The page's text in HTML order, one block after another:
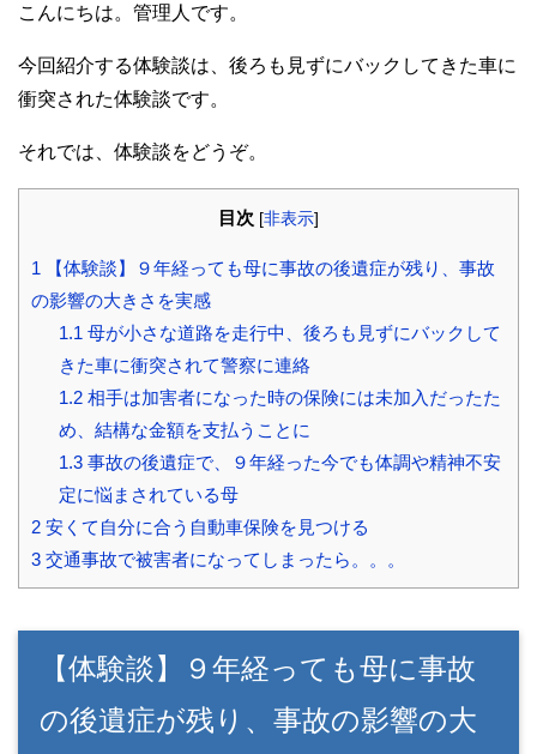
こんにちは。管理人です。
今回紹介する体験談は、後ろも見ずにバックしてきた車に
衝突された体験談です。
それでは、体験談をどうぞ。
目次 [非表示]
1 【体験談】９年経っても母に事故の後遺症が残り、事故
の影響の大きさを実感
1.1 母が小さな道路を走行中、後ろも見ずにバックして
きた車に衝突されて警察に連絡
1.2相手は加害者になった時の保険には未加入だったた
め、結構な金額を支払うことに
1.3事故の後遺症で、９年経った今でも体調や精神不安
定に悩まされている母
2 安くて自分に合う自動車保険を見つける
3 交通事故で被害者になってしまったら。。。
【体験談】９年経っても母に事故
の後遺症が残り、事故の影響の大